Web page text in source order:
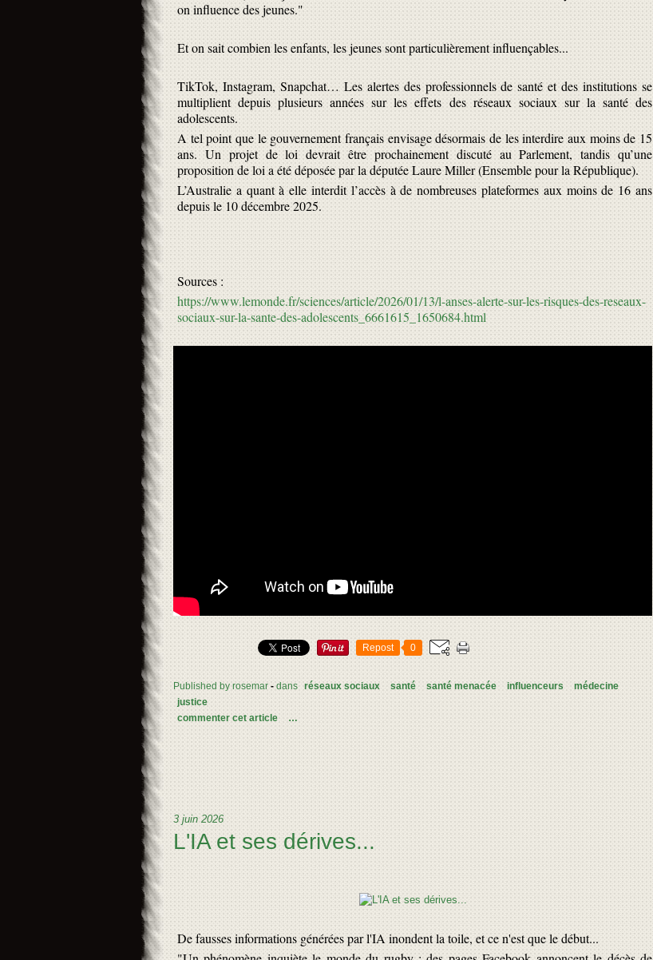
on influence des jeunes."
Et on sait combien les enfants, les jeunes sont particulièrement influençables...
TikTok, Instagram, Snapchat… Les alertes des professionnels de santé et des institutions se
multiplient depuis plusieurs années sur les effets des réseaux sociaux sur la santé des
adolescents.
A tel point que le gouvernement français envisage désormais de les interdire aux moins de 15
ans. Un projet de loi devrait être prochainement discuté au Parlement, tandis qu’une
proposition de loi a été déposée par la députée Laure Miller (Ensemble pour la République).
L’Australie a quant à elle interdit l’accès à de nombreuses plateformes aux moins de 16 ans
depuis le 10 décembre 2025.
Sources :
https://www.lemonde.fr/sciences/article/2026/01/13/l-anses-alerte-sur-les-risques-des-reseaux-
sociaux-sur-la-sante-des-adolescents_6661615_1650684.html
Repost 0
Published by rosemar -dans réseaux sociaux santé santé menacée influenceurs
médecine
justice
commenter cet article
…
3 juin 2026
L'IA et ses dérives...
De fausses informations générées par l'IA inondent la toile, et ce n'est que le début...